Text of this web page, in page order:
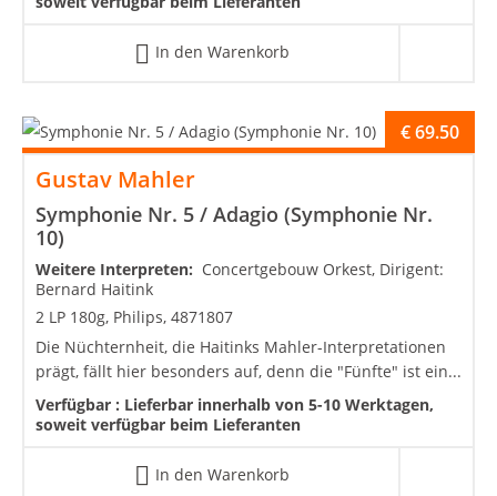
In den Warenkorb
Gustav Mahler
Symphonie Nr. 5 / Adagio (Symphonie Nr.
10)
€69.50
Weitere Interpreten: Concertgebouw Orkest, Dirigent:
Bernard Haitink
2 LP 180g, Philips, 4871807
Die Nüchternheit, die Haitinks Mahler-Interpretationen
prägt, fällt hier besonders auf, denn die "Fünfte" ist ein...
Verfügbar : Lieferbar innerhalb von 5-10 Werktagen,
soweit verfügbar beim Lieferanten
In den Warenkorb